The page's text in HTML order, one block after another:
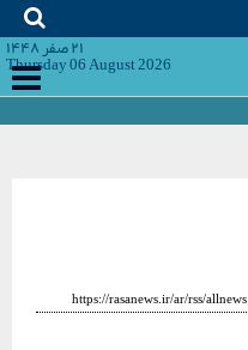
۲۱ صفر ۱۴۴۸
Thursday 06 August 2026
https://rasanews.ir/ar/rss/allnews